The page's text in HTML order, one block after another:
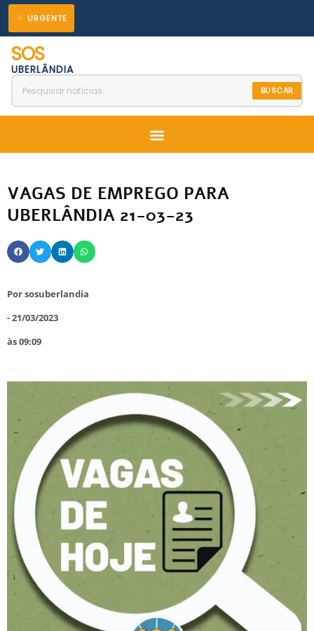
para
conteúdo
URGENTE
SOS
UBERLÂNDIA
BUSCAR
Menu
VAGAS DE EMPREGO PARA
UBERLÂNDIA 21-03-23
Porsosuberlandia
-21/03/2023
às09:09